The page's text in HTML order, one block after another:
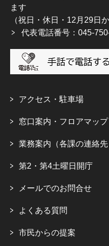
ます
（祝日・休日・12月29日
代表電話番号：045-
アクセス・駐車場
窓口案内・フロアマップ
業務案内（各課の連絡先
第2・第4土曜日開庁
メールでのお問合せ
よくある質問
市民からの提案